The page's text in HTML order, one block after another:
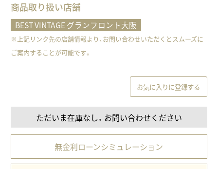
商品取り扱い店舗
BEST VINTAGE グランフロント大阪
※上記リンク先の店舗情報より、お問い合わせいただくとスムーズに
ご案内することが可能です。
お気に入りに登録する
ただいま在庫なし。お問い合わせください
無金利ローンシミュレーション